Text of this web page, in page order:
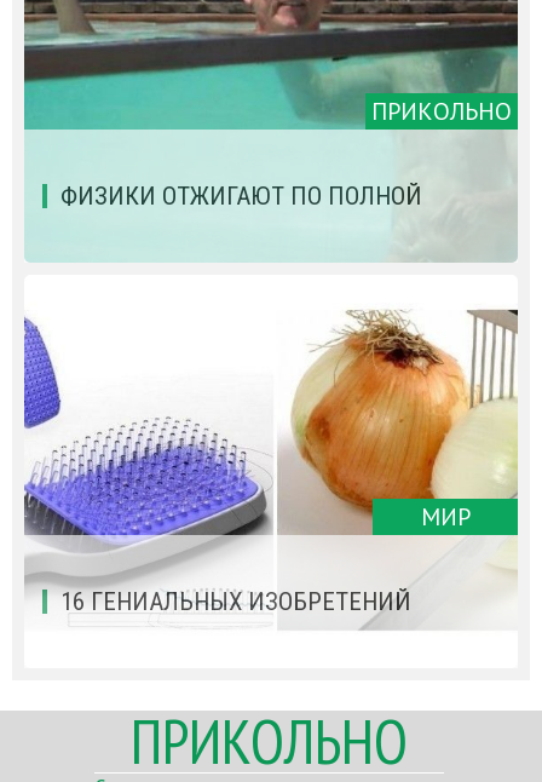
ПРИКОЛЬНО
ФИЗИКИ ОТЖИГАЮТ ПО ПОЛНОЙ
МИР
16 ГЕНИАЛЬНЫХ ИЗОБРЕТЕНИЙ
ПРИКОЛЬНО